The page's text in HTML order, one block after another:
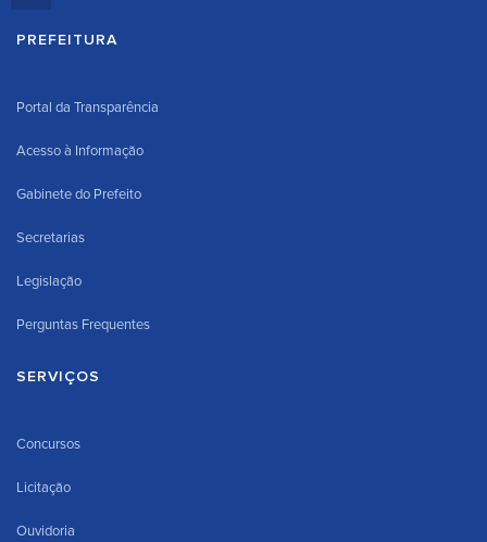
PREFEITURA
Portal da Transparência
Acesso à Informação
Gabinete do Prefeito
Secretarias
Legislação
Perguntas Frequentes
SERVIÇOS
Concursos
Licitação
Ouvidoria